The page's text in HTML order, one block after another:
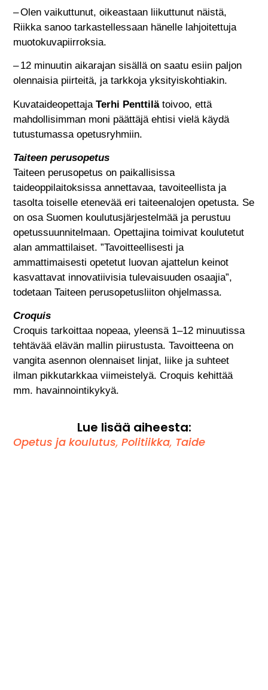
– Olen vaikuttunut, oikeastaan liikuttunut näistä,
Riikka sanoo tarkastellessaan hänelle lahjoitettuja
muotokuvapiirroksia.
– 12 minuutin aikarajan sisällä on saatu esiin paljon
olennaisia piirteitä, ja tarkkoja yksityiskohtiakin.
KuvataideopettajaTerhi Penttilätoivoo, että
mahdollisimman moni päättäjä ehtisi vielä käydä
tutustumassa opetusryhmiin.
Taiteen perusopetus
Taiteen perusopetus on paikallisissa
taideoppilaitoksissa annettavaa, tavoiteellista ja
tasolta toiselle etenevää eri taiteenalojen opetusta. Se
on osa Suomen koulutusjärjestelmää ja perustuu
opetussuunnitelmaan. Opettajina toimivat koulutetut
alan ammattilaiset. ”Tavoitteellisesti ja
ammattimaisesti opetetut luovan ajattelun keinot
kasvattavat innovatiivisia tulevaisuuden osaajia”,
todetaan Taiteen perusopetusliiton ohjelmassa.
Croquis
Croquis tarkoittaa nopeaa, yleensä 1–12 minuutissa
tehtävää elävän mallin piirustusta. Tavoitteena on
vangita asennon olennaiset linjat, liike ja suhteet
ilman pikkutarkkaa viimeistelyä. Croquis kehittää
mm. havainnointikykyä.
Lue lisää aiheesta:
Opetus ja koulutus,Politiikka, Taide